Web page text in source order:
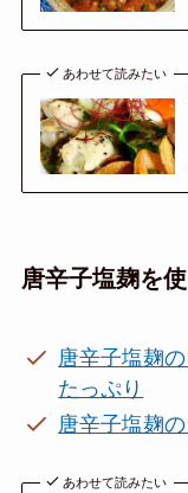
あわせて読みたい
唐辛子塩麹を
唐辛子塩麹
たっぷり
唐辛子塩麹
あわせて読みたい